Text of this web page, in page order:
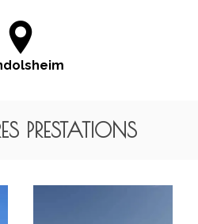
PRESTATIONS